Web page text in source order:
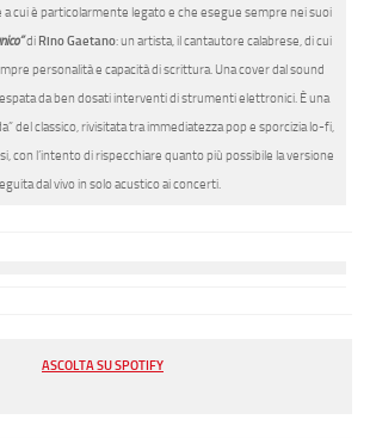
a cui è particolarmente legato e che esegue sempre nei suoi
di Rino Gaetano: un artista, il cantautore calabrese, di cui
personalità e capacità di scrittura. Una cover dal sound
da ben dosati interventi di strumenti elettronici. È una
del classico, rivisitata tra immediatezza pop e sporcizia lo-fi,
con l’intento di rispecchiare quanto più possibile la versione
dal vivo in solo acustico ai concerti.
ASCOLTA SU SPOTIFY